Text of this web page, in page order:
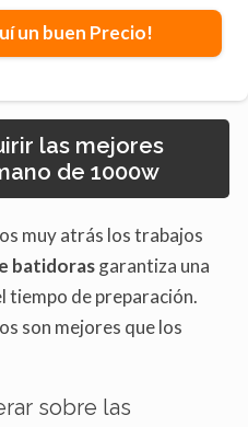
un buen Precio!
las mejores
de 1000w
muy atrás los trabajos
batidorasgarantiza una
tiempo de preparación.
son mejores que los
sobre las